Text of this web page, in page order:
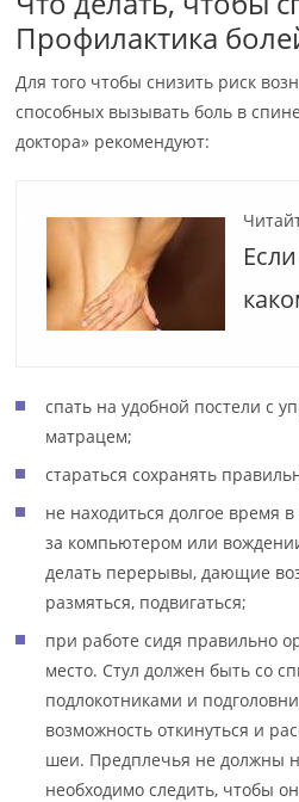
Профилактика
Для того чтобы снизить риск
способных вызывать боль в
доктора» рекомендуют:
спать на удобной постели с
матрацем;
стараться сохранять
не находиться долгое время
за компьютером или
делать перерывы, дающие
размяться, подвигаться;
при работе сидя правильно
место. Стул должен быть со
подлокотниками и
возможность откинуться и
шеи. Предплечья не должны
необходимо следить, чтобы